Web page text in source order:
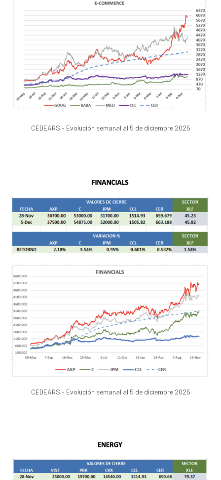
CEDEARS - Evolución semanal al 5 de diciembre 2025
CEDEARS - Evolución semanal al 5 de diciembre 2025